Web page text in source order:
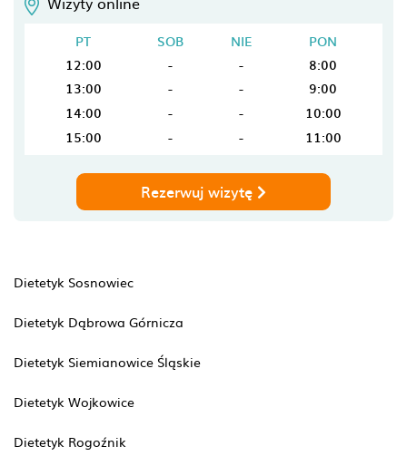
PT SOB NIE
PON
12:00
- -
8:00
13:00
- -
9:00
14:00
- -
10:00
15:00
- - 11:00
Rezerwuj wizytę
Dietetyk Sosnowiec
Dietetyk Dąbrowa Górnicza
Dietetyk Siemianowice Śląskie
Dietetyk Wojkowice
Dietetyk Rogoźnik